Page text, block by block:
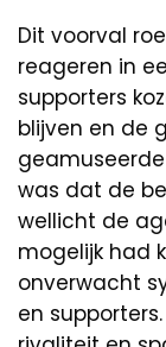
Dit voorval
reageren in
supporters
blijven en de
was dat de
wellicht de
mogelijk had
onverwacht
en